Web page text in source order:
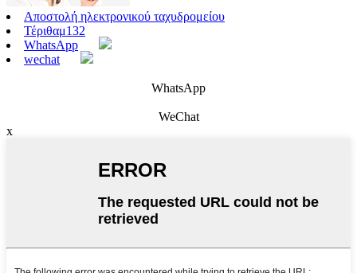
Αποστολή ηλεκτρονικού ταχυδρομείου
Τέριθαμ132
WhatsApp
wechat
WhatsApp
WeChat
x